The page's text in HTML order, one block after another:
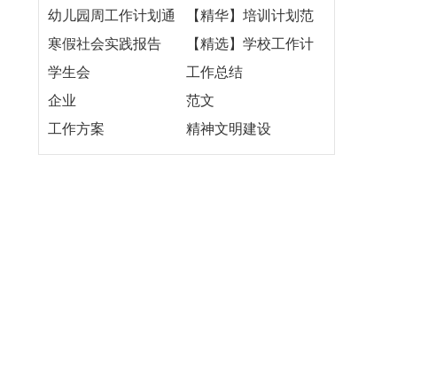
计划12篇
幼儿园周工作计划通
用15篇
【精华】培训计划范
文汇总五篇
寒假社会实践报告
【热】
【精选】学校工作计
划模板集合7篇
学生会
工作总结
企业
范文
工作方案
精神文明建设